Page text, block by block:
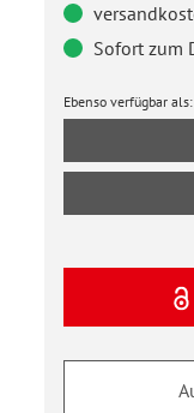
Sofort zum
Ebenso verfügbar als: